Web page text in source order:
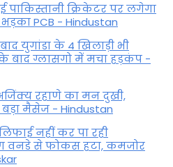
क्रिकेटर पर लगेगा
PCB - Hindustan
युगांडा के 4 खिलाड़ी भी
बाद ग्लासगो में मचा हड़कंप -
रहाणे का मन दुखी,
मैसेज - Hindustan
नहीं कर पा रही
वनडे से फोकस हटा, कमजोर